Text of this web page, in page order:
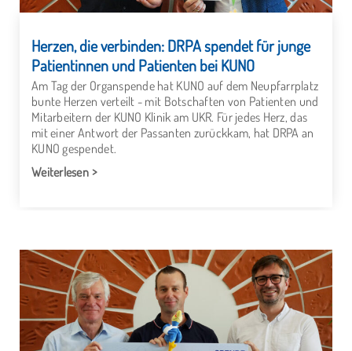
Herzen, die verbinden: DRPA spendet für junge
Patientinnen und Patienten bei KUNO
Am Tag der Organspende hat KUNO auf dem Neupfarrplatz
bunte Herzen verteilt - mit Botschaften von Patienten und
Mitarbeitern der KUNO Klinik am UKR. Für jedes Herz, das
mit einer Antwort der Passanten zurückkam, hat DRPA an
KUNO gespendet.
Weiterlesen